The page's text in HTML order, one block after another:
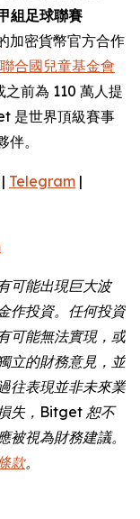
組足球聯賽
加密貨幣官方合作
聯合國兒童基金會
前為 110 萬人提
是世界頂級賽事
。
| Telegram |
可能出現巨大波
作投資。任何投資
可能無法實現，或
立的財務意見，並
往表現並非未來業
失，Bitget 恕不
視為財務建議。
款。